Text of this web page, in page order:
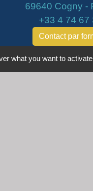
69640 Cogny -
+33 4 74 67
Contact par
Horaires
what you want to activate